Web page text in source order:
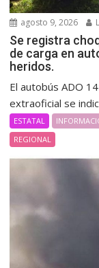
agosto 9, 2026
Se registra
de carga en
heridos.
El autobús ADO
extraoficial se
ESTATAL
REGIONAL